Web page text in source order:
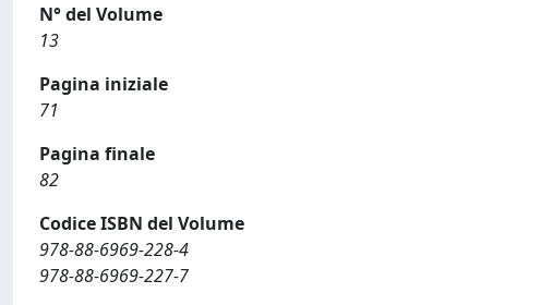
N° del Volume
13
Pagina iniziale
71
Pagina finale
82
Codice ISBN del Volume
978-88-6969-228-4
978-88-6969-227-7